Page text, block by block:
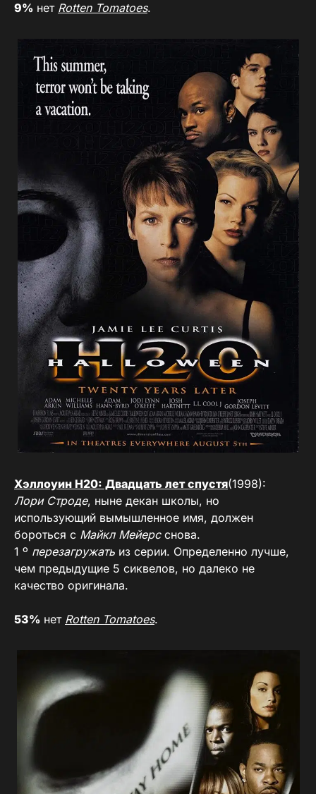
9% нет Rotten Tomatoes.
Хэллоуин H20: Двадцать лет спустя(1998):
Лори Строде, ныне декан школы, но
использующий вымышленное имя, должен
бороться с Майкл Мейерсснова.
1 º перезагружать из серии. Определенно лучше,
чем предыдущие 5 сиквелов, но далеко не
качество оригинала.
53% нет Rotten Tomatoes.